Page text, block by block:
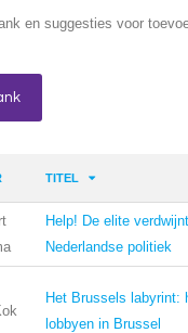
en suggesties voor
TITEL
Help! De elite
Nederlandse politiek
Het Brussels labyrint:
lobbyen in Brussel